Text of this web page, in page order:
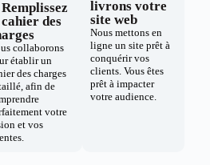
des
collaborons
établir un
des charges
afin de
votre
et vos
livrons votre
site web
Nous mettons en
ligne un site prêt à
conquérir vos
clients. Vous êtes
prêt à impacter
votre audience.